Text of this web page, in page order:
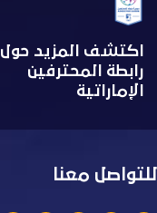
اكتشف المزيد حول
رابطة المحترفين
الإماراتية
للتواصل معنا